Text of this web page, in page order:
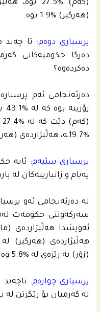
(هه‌رگیز) %1.9 بوه‌.
پرسیارى دوه‌م: تا چه‌ند
ده‌زگا حكومیه‌كانى
ده‌كرده‌وه‌؟
ده‌رئه‌نجامى ئه‌م
%19.7ـه‌، هه‌ڵبژارده‌ى (هه‌رگیز)یش له‌ %9.8 بوه‌.
پرسیارى سێیه‌م: ئایه‌
په‌یام و زانیارییه‌كان له‌
سه‌ركه‌وتنى حكومه‌ت
(زۆر) به‌ رێژه‌ى له‌ %5.8 وه‌ڵامى هاوڵاتیان بوه‌.
پرسیارى چواره‌م:
له‌ گه‌رمیان بۆ رێگرتن له‌